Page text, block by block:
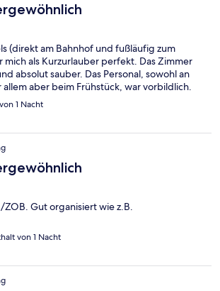
(direkt am Bahnhof und fußläufig zum
mich als Kurzurlauber perfekt. Das Zimmer
absolut sauber. Das Personal, sowohl an
aber beim Frühstück, war vorbildlich.
1 Nacht
ZOB. Gut organisiert wie z.B.
von 1 Nacht